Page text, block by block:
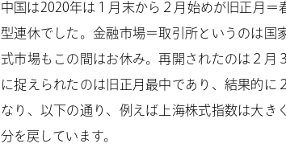
中国は2020年は１月末から２月始めが旧正月
型連休でした。金融市場＝取引所というのは国
式市場もこの間はお休み。再開されたのは２月
に捉えられたのは旧正月最中であり、結果的に
なり、以下の通り、例えば上海株式指数は大
分を戻しています。